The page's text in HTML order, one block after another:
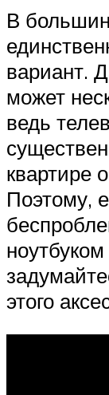
В
вариант.
может
ведь
квартире
Поэтому,
этого